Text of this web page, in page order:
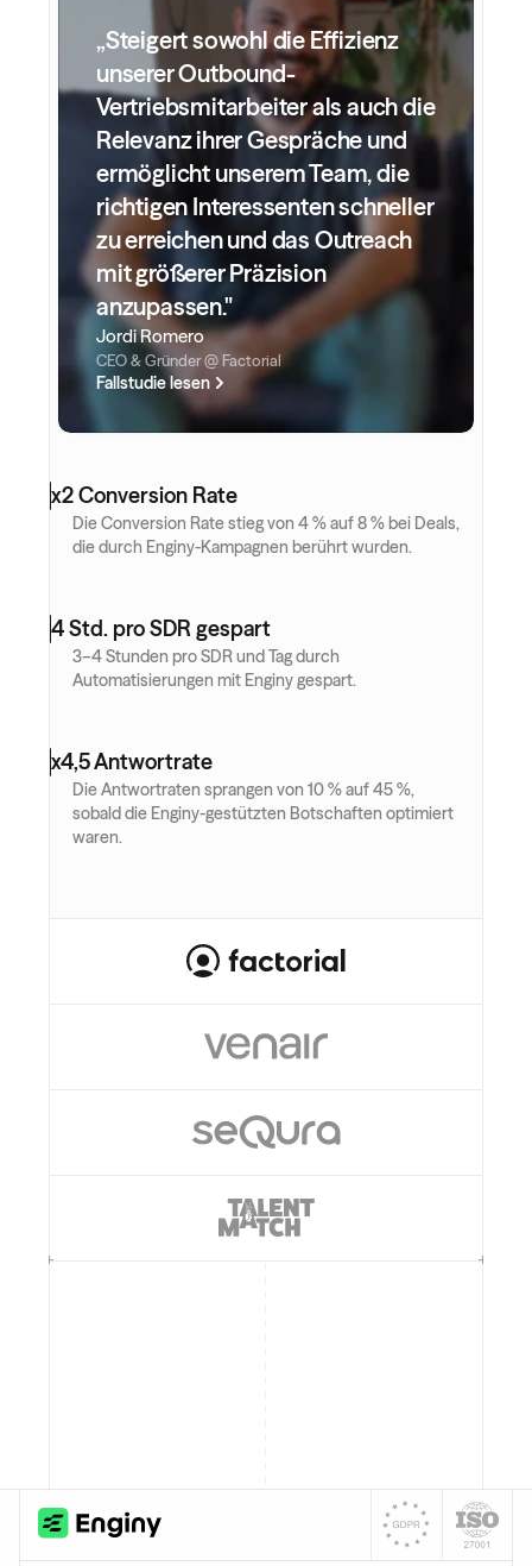
„Steigert sowohl die Effizienz
unserer Outbound-
Vertriebsmitarbeiter als auch die
Relevanz ihrer Gespräche und
ermöglicht unserem Team, die
richtigen Interessenten schneller
zu erreichen und das Outreach
mit größerer Präzision
anzupassen."
Jordi Romero
CEO & Gründer @ Factorial
Fallstudie lesen
x2 Conversion Rate
Die Conversion Rate stieg von 4 % auf 8 % bei Deals,
die durch Enginy-Kampagnen berührt wurden.
4 Std. pro SDR gespart
3–4 Stunden pro SDR und Tag durch
Automatisierungen mit Enginy gespart.
x4,5 Antwortrate
Die Antwortraten sprangen von 10 % auf 45 %,
sobald die Enginy-gestützten Botschaften optimiert
waren.